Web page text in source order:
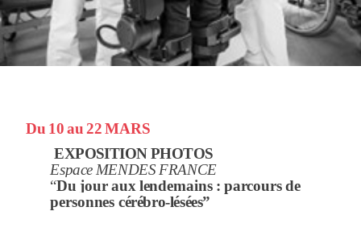
Du 10au 22 MARS
EXPOSITION PHOTOS
Espace MENDES FRANCE
“Du jour aux lendemains : parcours de
personnes cérébro-lésées”